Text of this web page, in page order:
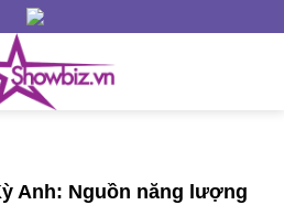
Anh: Nguồn năng lượng